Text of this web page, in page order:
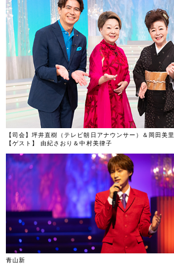
【司会】坪井直樹（テレビ朝日アナウンサー）＆岡田美里
【ゲスト】 由紀さおり＆中村美律子
青山新